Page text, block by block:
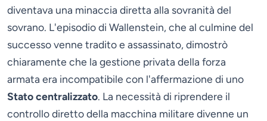
diventava una minaccia diretta alla sovranità del
sovrano. L'episodio di Wallenstein, che al culmine del
successo venne tradito e assassinato, dimostrò
chiaramente che la gestione privata della forza
armata era incompatibile con l'affermazione di uno
Stato centralizzato. La necessità di riprendere il
controllo diretto della macchina militare divenne un